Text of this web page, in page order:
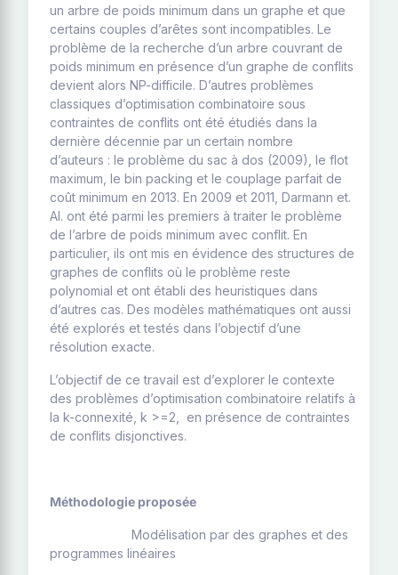
un arbre de poids minimum dans un graphe et que
certains couples d’arêtes sont incompatibles. Le
problème de la recherche d’un arbre couvrant de
poids minimum en présence d’un graphe de conflits
devient alors NP-difficile. D’autres problèmes
classiques d’optimisation combinatoire sous
contraintes de conflits ont été étudiés dans la
dernière décennie par un certain nombre
d’auteurs : le problème du sac à dos (2009), le flot
maximum, le bin packing et le couplage parfait de
coût minimum en 2013. En 2009 et 2011, Darmann et.
Al. ont été parmi les premiers à traiter le problème
de l’arbre de poids minimum avec conflit. En
particulier, ils ont mis en évidence des structures de
graphes de conflits où le problème reste
polynomial et ont établi des heuristiques dans
d’autres cas. Des modèles mathématiques ont aussi
été explorés et testés dans l’objectif d’une
résolution exacte.
L’objectif de ce travail est d’explorer le contexte
des problèmes d’optimisation combinatoire relatifs à
la k-connexité, k >=2, en présence de contraintes
de conflits disjonctives.
Méthodologie proposée
Modélisation par des graphes et des
programmes linéaires